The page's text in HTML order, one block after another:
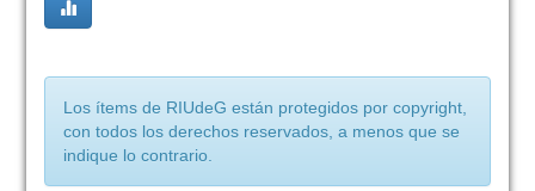
Los ítems de RIUdeG están protegidos por copyright,
con todos los derechos reservados, a menos que se
indique lo contrario.